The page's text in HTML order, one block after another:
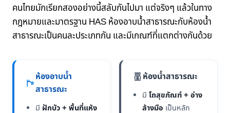
คนไทยมักเรียกสองอย่างนี้สลับกันไปมา แต่จริงๆ แล้วในทาง
กฎหมายและมาตรฐาน HAS ห้องอาบน้ำสาธารณะกับห้องน้ำ
สาธารณะเป็นคนละประเภทกัน และมีเกณฑ์ที่แตกต่างกันด้วย
ห้องอาบน้ำ
สาธารณะ
มี ฝักบัว + พื้นที่แห้ง
ห้องน้ำสาธารณะ
มีโถสุขภัณฑ์ + อ่าง
ล้างมือ เป็นหลัก